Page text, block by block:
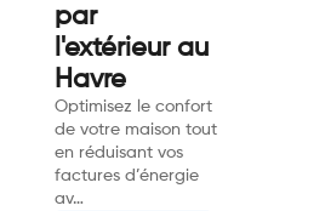
par
l'extérieur au
Havre
Optimisez le confort
de votre maison tout
en réduisant vos
factures d’énergie
av…